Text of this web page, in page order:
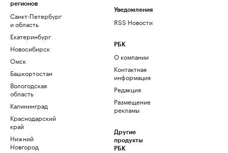
регионов
Санкт-Петербург
и область
Екатеринбург
Новосибирск
Омск
Башкортостан
Вологодская
область
Калининград
Краснодарский
край
Нижний
Новгород
Уведомления
RSS Новости
РБК
О компании
Контактная
информация
Редакция
Размещение
рекламы
Другие
продукты
РБК